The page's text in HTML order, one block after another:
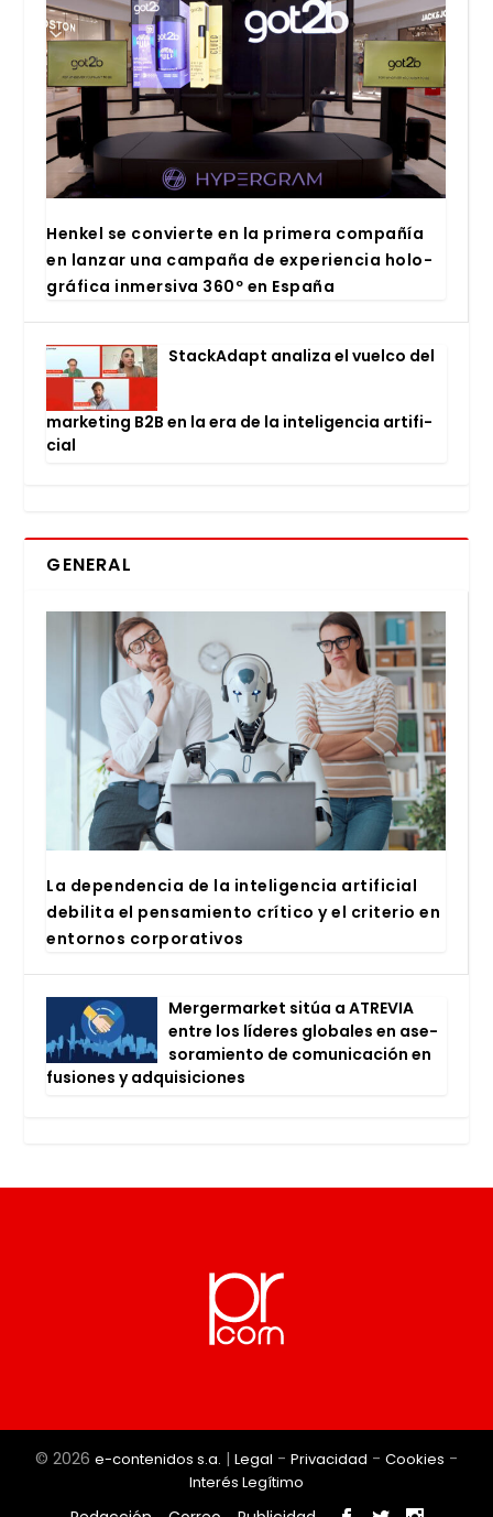
Hen­kel se con­vier­te en la pri­me­ra com­pa­ñía
en lan­zar una cam­pa­ña de expe­rien­cia holo­
grá­fi­ca inmer­si­va 360º en Espa­ña
Stac­kA­dapt ana­li­za el vuel­co del
mar­ke­ting B2B en la era de la inte­li­gen­cia arti­fi­
cial
GENERAL
La depen­den­cia de la inte­li­gen­cia arti­fi­cial
debi­li­ta el pen­sa­mien­to crí­ti­co y el cri­te­rio en
entor­nos cor­po­ra­ti­vos
Mer­ger­mar­ket sitúa a ATRE­VIA
entre los líde­res glo­ba­les en ase­
so­ra­mien­to de comu­ni­ca­ción en
fusio­nes y adqui­si­cio­nes
© 2026 e-contenidos s.a. | Legal - Privacidad - Cookies -
Interés Legítimo